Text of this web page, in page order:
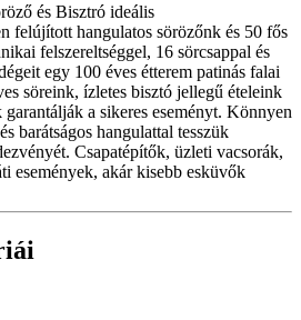
és Bisztró ideális
felújított hangulatos sörözőnk és 50 fős
felszereltséggel, 16 sörcsappal és
egy 100 éves étterem patinás falai
söreink, ízletes bisztó jellegű ételeink
a sikeres eseményt. Könnyen
barátságos hangulattal tesszük
Csapatépítők, üzleti vacsorák,
események, akár kisebb esküvők